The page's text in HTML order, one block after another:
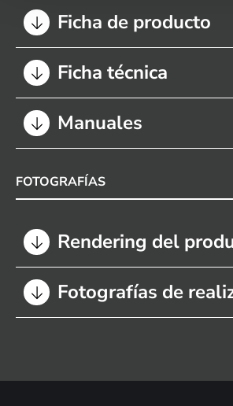
Ficha de producto
Ficha técnica
Manuales
FOTOGRAFÍAS
Rendering del
Fotografías de